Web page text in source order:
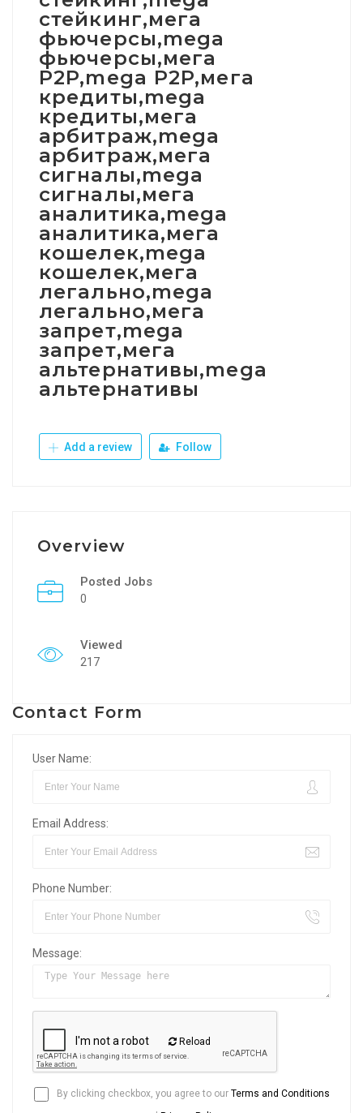
стейкинг,мега
фьючерсы,mega
фьючерсы,мега
P2P,mega P2P,мега
кредиты,mega
кредиты,мега
арбитраж,mega
арбитраж,мега
сигналы,mega
сигналы,мега
аналитика,mega
аналитика,мега
кошелек,mega
кошелек,мега
легально,mega
легально,мега
запрет,mega
запрет,мега
альтернативы,mega
альтернативы
Add a review Follow
Overview
Posted Jobs
0
Viewed
217
Contact Form
User Name:
Email Address:
Phone Number:
Message:
Reload
By clicking checkbox, you agree to our Terms and Conditions